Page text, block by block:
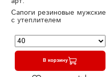
Сапоги резиновые мужские
с утеплителем
В корзину